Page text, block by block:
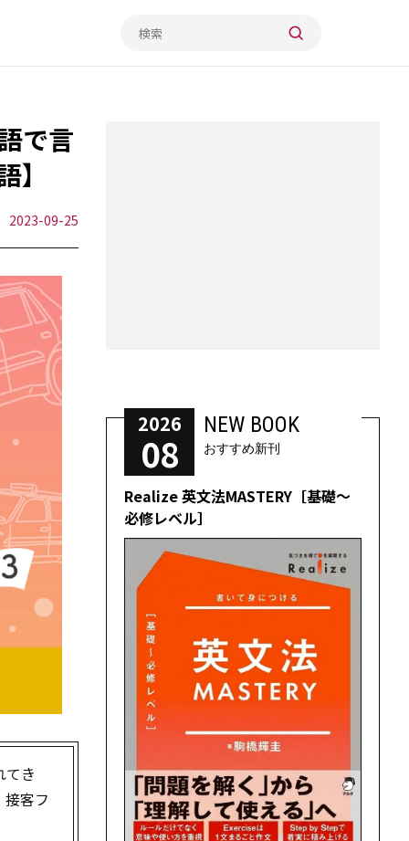
で言
2023-09-25
てき
客フ
2026
08
NEW BOOK
おすすめ新刊
Realize 英文法MASTERY［基礎～
必修レベル］